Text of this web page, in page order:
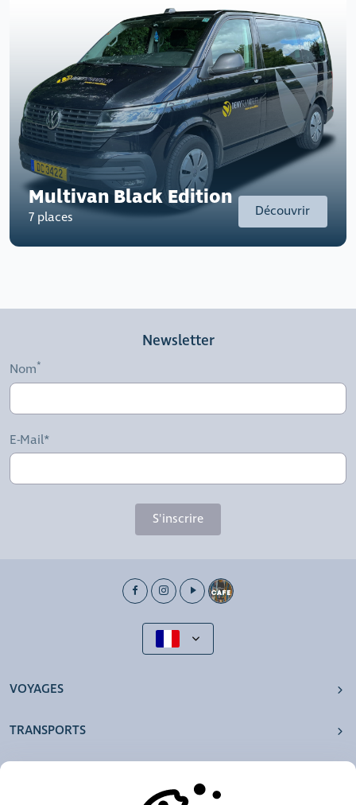
Multivan Black Edition
7 places Découvrir
Newsletter
Nom
E-Mail*
S'inscrire
VOYAGES
TRANSPORTS